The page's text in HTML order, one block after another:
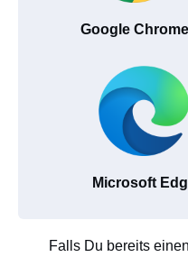
Google Chrome
Microsoft
Falls Du bereits